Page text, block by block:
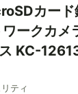
カード
ークカメ
KC-
ティ